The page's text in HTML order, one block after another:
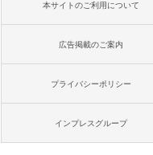
本サイトのご利用について
広告掲載のご案内
プライバシーポリシー
インプレスグループ